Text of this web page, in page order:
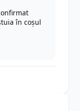
în coșul